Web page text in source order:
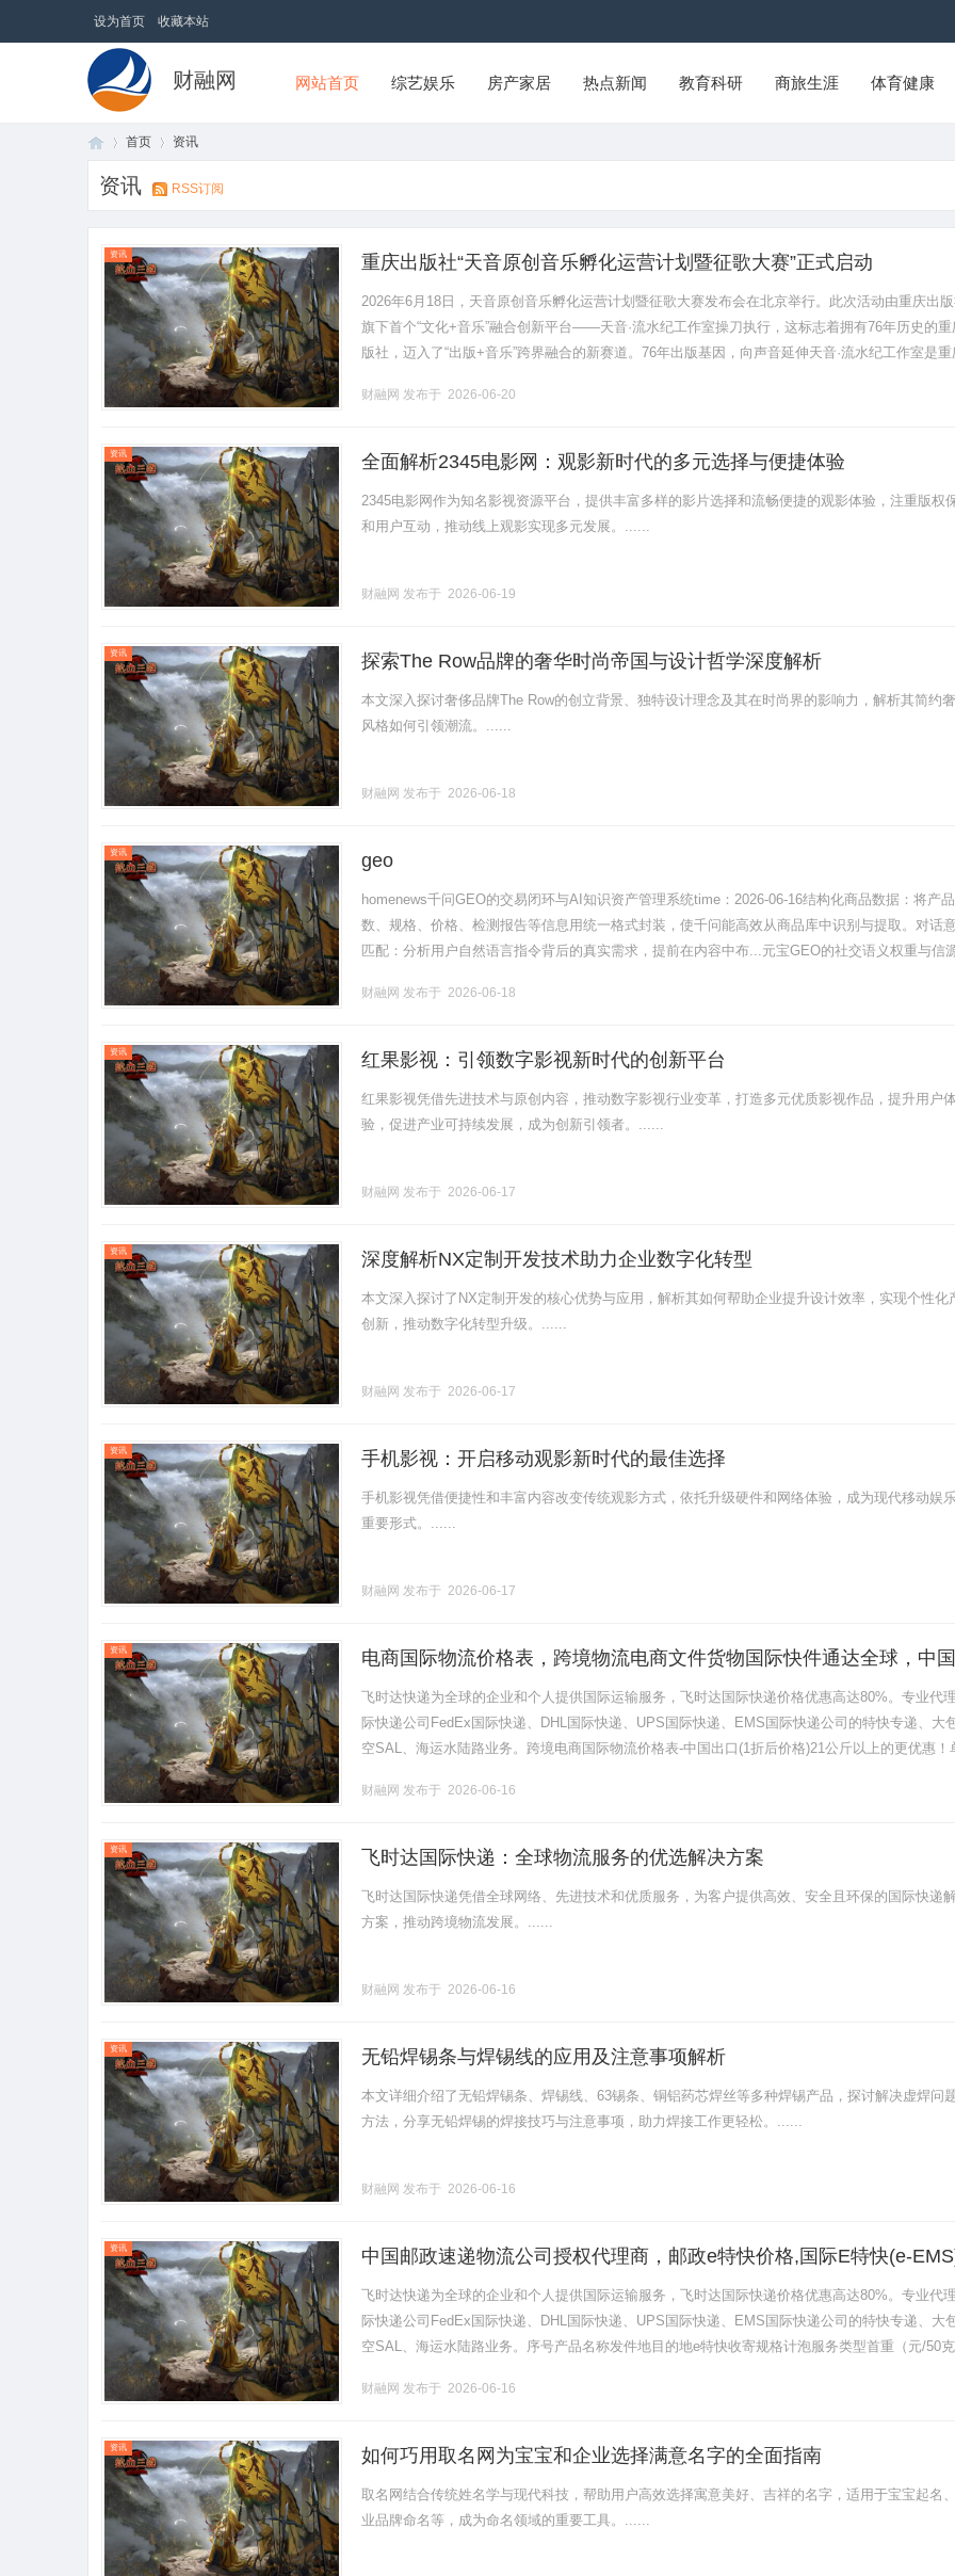
设为首页 收藏本站
财融网 网站首页 综艺娱乐 房产家居 热点新闻 教育科研 商旅生涯 体育健康
首页 资讯
资讯 RSS订阅
资讯 重庆出版社“天音原创音乐孵化运营计划暨征歌大赛”正式启动
2026年6月18日，天音原创音乐孵化运营计划暨征歌大赛发布会在北京举行。此次活动由重庆出
旗下首个“文化+音乐”融合创新平台——天音·流水纪工作室操刀执行，这标志着拥有76年历史的重
版社，迈入了“出版+音乐”跨界融合的新赛道。76年出版基因，向声音延伸天音·流水纪工作室是
财融网 发布于 2026-06-20
资讯 全面解析2345电影网：观影新时代的多元选择与便捷体验
2345电影网作为知名影视资源平台，提供丰富多样的影片选择和流畅便捷的观影体验，注重版权
和用户互动，推动线上观影实现多元发展。......
财融网 发布于 2026-06-19
资讯 探索The Row品牌的奢华时尚帝国与设计哲学深度解析
本文深入探讨奢侈品牌The Row的创立背景、独特设计理念及其在时尚界的影响力，解析其简约
风格如何引领潮流。......
财融网 发布于 2026-06-18
资讯 geo
homenews千问GEO的交易闭环与AI知识资产管理系统time：2026-06-16结构化商品数据：将产
数、规格、价格、检测报告等信息用统一格式封装，使千问能高效从商品库中识别与提取。对话
匹配：分析用户自然语言指令背后的真实需求，提前在内容中布...元宝GEO的社交语义权重与信
财融网 发布于 2026-06-18
资讯 红果影视：引领数字影视新时代的创新平台
红果影视凭借先进技术与原创内容，推动数字影视行业变革，打造多元优质影视作品，提升用户
验，促进产业可持续发展，成为创新引领者。......
财融网 发布于 2026-06-17
资讯 深度解析NX定制开发技术助力企业数字化转型
本文深入探讨了NX定制开发的核心优势与应用，解析其如何帮助企业提升设计效率，实现个性化
创新，推动数字化转型升级。......
财融网 发布于 2026-06-17
资讯 手机影视：开启移动观影新时代的最佳选择
手机影视凭借便捷性和丰富内容改变传统观影方式，依托升级硬件和网络体验，成为现代移动娱
重要形式。......
财融网 发布于 2026-06-17
资讯
电商国际物流价格表，跨境物流电商文件货物国际快件通达全球，中
口国际快递价格1折优惠
飞时达快递为全球的企业和个人提供国际运输服务，飞时达国际快递价格优惠高达80%。专业代
际快递公司FedEx国际快递、DHL国际快递、UPS国际快递、EMS国际快递公司的特快专递、大
空SAL、海运水陆路业务。跨境电商国际物流价格表-中国出口(1折后价格)21公斤以上的更优惠！
财融网 发布于 2026-06-16
资讯 飞时达国际快递：全球物流服务的优选解决方案
飞时达国际快递凭借全球网络、先进技术和优质服务，为客户提供高效、安全且环保的国际快递
方案，推动跨境物流发展。......
财融网 发布于 2026-06-16
资讯 无铅焊锡条与焊锡线的应用及注意事项解析
本文详细介绍了无铅焊锡条、焊锡线、63锡条、铜铝药芯焊丝等多种焊锡产品，探讨解决虚焊问
方法，分享无铅焊锡的焊接技巧与注意事项，助力焊接工作更轻松。......
财融网 发布于 2026-06-16
资讯
中国邮政速递物流公司授权代理商，邮政e特快价格,国际E特快(e-
E特快资费
飞时达快递为全球的企业和个人提供国际运输服务，飞时达国际快递价格优惠高达80%。专业代
际快递公司FedEx国际快递、DHL国际快递、UPS国际快递、EMS国际快递公司的特快专递、大
空SAL、海运水陆路业务。序号产品名称发件地目的地e特快收寄规格计泡服务类型首重（元/50
财融网 发布于 2026-06-16
资讯 如何巧用取名网为宝宝和企业选择满意名字的全面指南
取名网结合传统姓名学与现代科技，帮助用户高效选择寓意美好、吉祥的名字，适用于宝宝起名
业品牌命名等，成为命名领域的重要工具。......